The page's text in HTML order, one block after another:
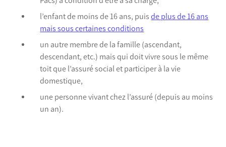
l’enfant de moins de 16 ans, puisde plus de 16 ans
mais sous certaines conditions
un autre membre de la famille (ascendant,
descendant, etc.) mais qui doit vivre sous le même
toit que l’assuré social et participer à la vie
domestique,
une personne vivant chez l’assuré (depuis au moins
un an).